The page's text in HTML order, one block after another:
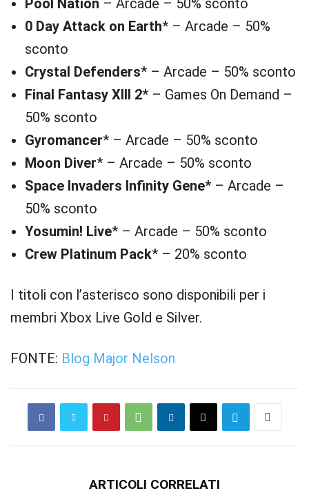
Pool Nation – Arcade – 50% sconto
0 Day Attack on Earth* – Arcade – 50%
sconto
Crystal Defenders* – Arcade – 50% sconto
Final Fantasy XIII 2* – Games On Demand –
50% sconto
Gyromancer* – Arcade – 50% sconto
Moon Diver* – Arcade – 50% sconto
Space Invaders Infinity Gene* – Arcade –
50% sconto
Yosumin! Live* – Arcade – 50% sconto
Crew Platinum Pack* – 20% sconto
I titoli con l’asterisco sono disponibili per i
membri Xbox Live Gold e Silver.
FONTE: Blog Major Nelson
ARTICOLI CORRELATI